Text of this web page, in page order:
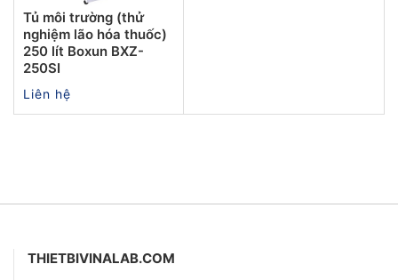
Tủ môi trường (thử
nghiệm lão hóa thuốc)
250 lít Boxun BXZ-
250SI
Liên hệ
THIETBIVINALAB.COM